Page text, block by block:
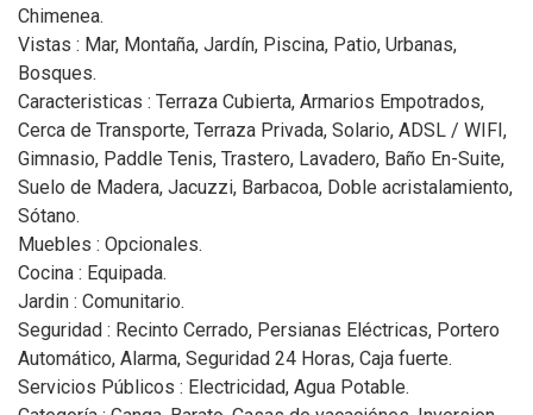
Chimenea.
Vistas : Mar, Montaña, Jardín, Piscina, Patio, Urbanas,
Bosques.
Caracteristicas : Terraza Cubierta, Armarios Empotrados,
Cerca de Transporte, Terraza Privada, Solario, ADSL / WIFI,
Gimnasio, Paddle Tenis, Trastero, Lavadero, Baño En-Suite,
Suelo de Madera, Jacuzzi, Barbacoa, Doble acristalamiento,
Sótano.
Muebles : Opcionales.
Cocina : Equipada.
Jardin : Comunitario.
Seguridad : Recinto Cerrado, Persianas Eléctricas, Portero
Automático, Alarma, Seguridad 24 Horas, Caja fuerte.
Servicios Públicos : Electricidad, Agua Potable.